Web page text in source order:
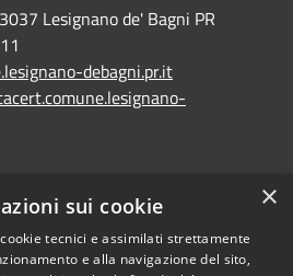
Lesignano de' Bagni PR
debagni.pr.it
×
sui cookie
tecnici e assimilati strettamente
e alla navigazione del sito,